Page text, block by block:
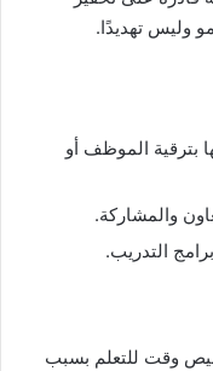
وليس تهديدًا.
بترقية الموظف أو
والمشاركة.
التدريب.
وقت للتعلم بسبب